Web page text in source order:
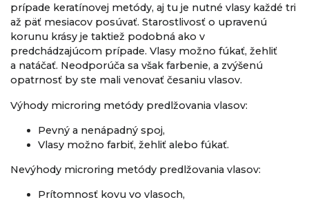
prípade keratínovej metódy, aj tu je nutné vlasy každé tri
až päť mesiacov posúvať. Starostlivosť o upravenú
korunu krásy je taktiež podobná ako v
predchádzajúcom prípade. Vlasy možno fúkať, žehliť
a natáčať. Neodporúča sa však farbenie, a zvýšenú
opatrnosť by ste mali venovať česaniu vlasov.
Výhody microring metódy predlžovania vlasov:
Pevný a nenápadný spoj,
Vlasy možno farbiť, žehliť alebo fúkať.
Nevýhody microring metódy predlžovania vlasov:
Prítomnosť kovu vo vlasoch,